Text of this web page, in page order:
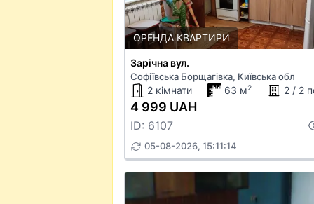
ОРЕНДА КВАРТИРИ
Зарічна вул.
Софіївська Борщагівка, Київська обл
2 кімнати 63 м2 2 / 2
4 999 UAH
ID: 6107
05-08-2026, 15:11:14